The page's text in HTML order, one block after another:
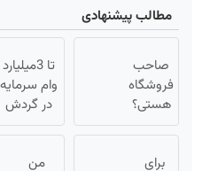
مطالب پیشنهادی
صاحب
فروشگاه
هستی؟
وام تا ۳
تومان
تا 3میلیارد
وام سرمایه
در گردش
فروشندگان
فروشگاهت
برای
من